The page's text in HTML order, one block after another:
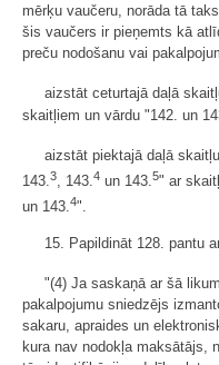
mērķu vaučeru, norāda tā
šis vaučers ir pieņemts kā
preču nodošanu vai
aizstāt ceturtajā daļā
skaitļiem un vārdu "142. un
aizstāt piektajā daļā
143.3, 143.4 un 143.5" ar
un 143.4".
15. Papildināt 128. pantu
"(4) Ja saskaņā ar šā
pakalpojumu sniedzējs
sakaru, apraides un
kura nav nodokļa maksātājs,